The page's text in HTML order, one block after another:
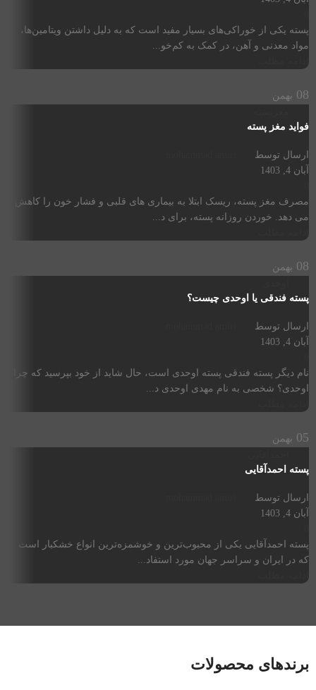
پسته یکی از خوراکی‌های بسیار مفید است که به دلیل داشتن ویتامین‌ها،
مواد معدنی و آهن، در کمک به کم‌خو...
08 بهمن
فواید مغز پسته
ارسال توسط
آبان 4, 1403
مصرف مغز پسته، ریسک ابتلا به بیماری های قلبی و فشار خون را کاهش
می دهد. خوردن روزانه پسته، برای د...
08 بهمن
پسته فندقی یا اوحدی چیست؟
ارسال توسط
آبان 4, 1403
نام دیگر پسته فندقی پسته اوحدی است، حال شاید از خود بپرسید که چرا
اوحدی؟ شخصی به نام مهدی اوحدی د...
05 بهمن
پسته احمدآقایی
ارسال توسط
آبان 4, 1403
پسته احمدآقایی یکی از محبوب‌ترین و خوشمزه‌ترین انواع خشکبار است
که در ایران و سراسر جهان مورد استفاد...
برندهای محصولات